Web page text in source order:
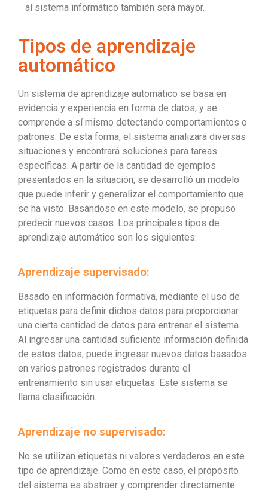
al sistema informático también será mayor.
Tipos de aprendizaje
automático
Un sistema de aprendizaje automático se basa en
evidencia y experiencia en forma de datos, y se
comprende a sí mismo detectando comportamientos o
patrones. De esta forma, el sistema analizará diversas
situaciones y encontrará soluciones para tareas
específicas. A partir de la cantidad de ejemplos
presentados en la situación, se desarrolló un modelo
que puede inferir y generalizar el comportamiento que
se ha visto. Basándose en este modelo, se propuso
predecir nuevos casos. Los principales tipos de
aprendizaje automático son los siguientes:
Aprendizaje supervisado:
Basado en información formativa, mediante el uso de
etiquetas para definir dichos datos para proporcionar
una cierta cantidad de datos para entrenar el sistema.
Al ingresar una cantidad suficiente información definida
de estos datos, puede ingresar nuevos datos basados ​​
en varios patrones registrados durante el
entrenamiento sin usar etiquetas. Este sistema se
llama clasificación.
Aprendizaje no supervisado:
No se utilizan etiquetas ni valores verdaderos en este
tipo de aprendizaje. Como en este caso, el propósito
del sistema es abstraer y comprender directamente